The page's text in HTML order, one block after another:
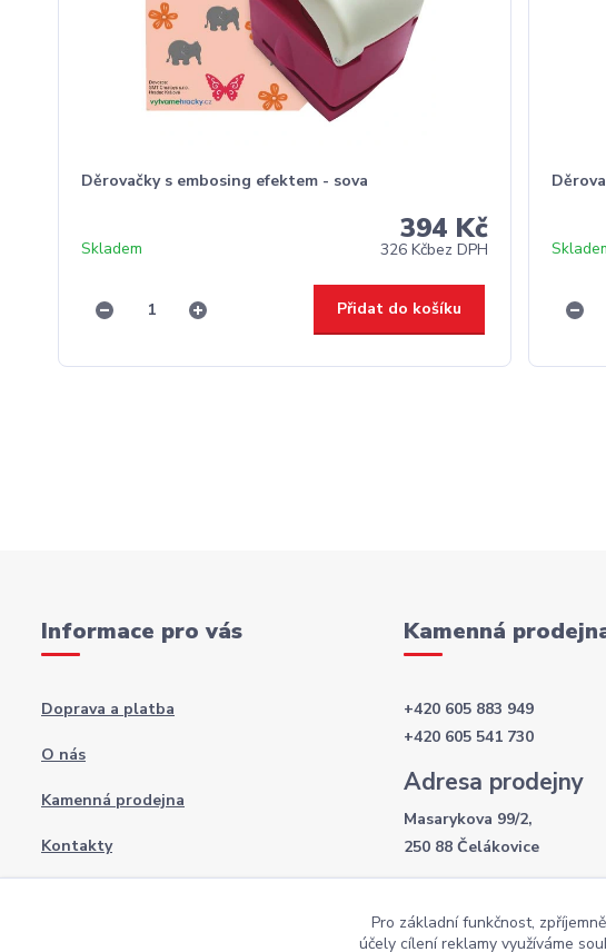
Děrovačky s embosing efektem - sova
394 Kč
326 Kčbez DPH
Skladem
Přidat do košíku
Informace pro vás
Doprava a platba
O nás
Kamenná prodejna
Kontakty
Kamenná
+420 605 883 949
+420 605 541 730
Adresa prodejny
Masarykova 99/2,
250 88 Čelákovice
Po-Pá: 8:00 - 17:30
Pro základní funkčnost,
účely cílení reklamy využíváme